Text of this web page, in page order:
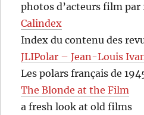
photos d’acteurs film
Calindex
Index du contenu des
JLIPolar – Jean-Louis
Les polars français de
The Blonde at the Film
a fresh look at old films